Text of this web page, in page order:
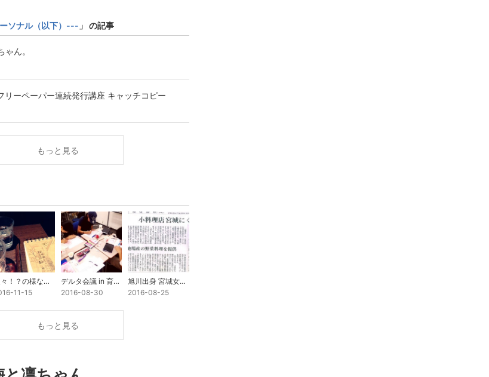
ソナル（以下）--- 」 の記事
ん。
リーペーパー連続発行講座 キャッチコピー
もっと見る
久々！？の様な気がしちゃいました。
11-15
デルタ会議 in 育てるコワーキング！
2016-08-30
旭川出身 宮城女子大学生！クラウドファンディング挑戦中!
2016-08-25
もっと見る